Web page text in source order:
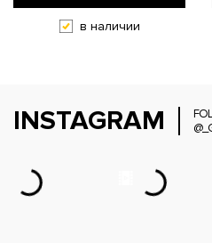
в наличии
INSTAGRAM